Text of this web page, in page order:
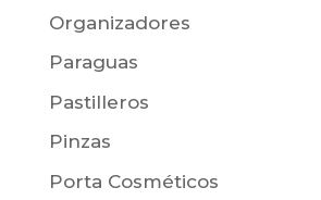
Organizadores
Paraguas
Pastilleros
Pinzas
Porta Cosméticos